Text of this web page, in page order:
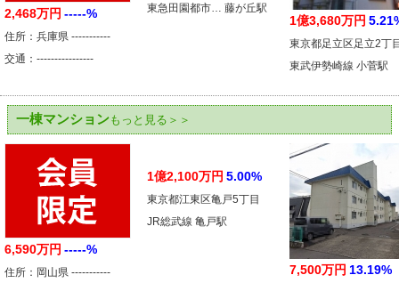
2,468万円 -----%
住所：兵庫県 -----------
交通：----------------
東急田園都市… 藤が丘駅
1億3,680万円
東京都足立区足立2丁
東武伊勢崎線 小菅駅
一棟マンションもっと見る＞＞
6,590万円 -----%
住所：岡山県 -----------
1億2,100万円 5.00%
東京都江東区亀戸5丁目
JR総武線 亀戸駅
7,500万円 13.19%